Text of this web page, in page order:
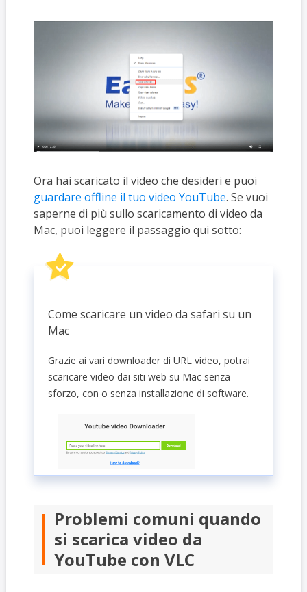
Ora hai scaricato il video che desideri e puoi
guardare offline il tuo video YouTube. Se vuoi
saperne di più sullo scaricamento di video da
Mac, puoi leggere il passaggio qui sotto:
Come scaricare un video da safari su un
Mac
Grazie ai vari downloader di URL video, potrai
scaricare video dai siti web su Mac senza
sforzo, con o senza installazione di software.
Problemi comuni quando
si scarica video da
YouTube con VLC